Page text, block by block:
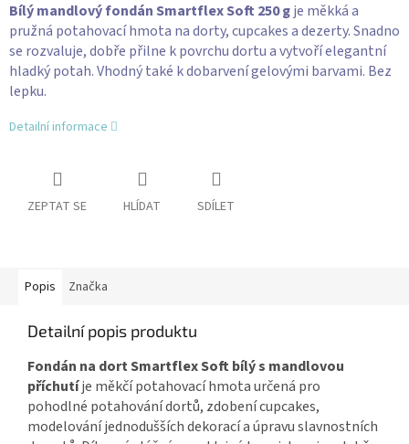
Bílý mandlový fondán Smartflex Soft 250 gje měkká a
pružná potahovací hmota na dorty, cupcakes a dezerty. Snadno
se rozvaluje, dobře přilne k povrchu dortu a vytvoří elegantní
hladký potah. Vhodný také k dobarvení gelovými barvami. Bez
lepku.
Detailní informace
ZEPTAT SE HLÍDAT SDÍLET
Popis Značka
Detailní popis produktu
Fondán na dort Smartflex Soft bílý s mandlovou
příchutíje měkčí potahovací hmota určená pro
pohodlné potahování dortů, zdobení cupcakes,
modelování jednodušších dekorací a úpravu slavnostních